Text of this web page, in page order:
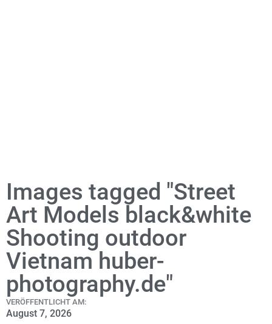
Images tagged "Street
Art Models black&white
Shooting outdoor
Vietnam huber-
photography.de"
VERÖFFENTLICHT AM:
August 7, 2026